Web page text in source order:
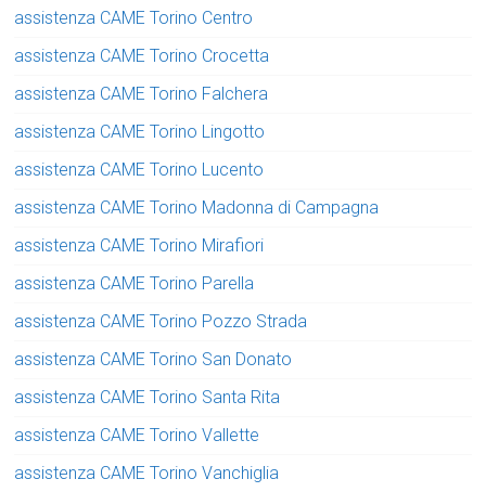
assistenza CAME Torino Centro
assistenza CAME Torino Crocetta
assistenza CAME Torino Falchera
assistenza CAME Torino Lingotto
assistenza CAME Torino Lucento
assistenza CAME Torino Madonna di Campagna
assistenza CAME Torino Mirafiori
assistenza CAME Torino Parella
assistenza CAME Torino Pozzo Strada
assistenza CAME Torino San Donato
assistenza CAME Torino Santa Rita
assistenza CAME Torino Vallette
assistenza CAME Torino Vanchiglia